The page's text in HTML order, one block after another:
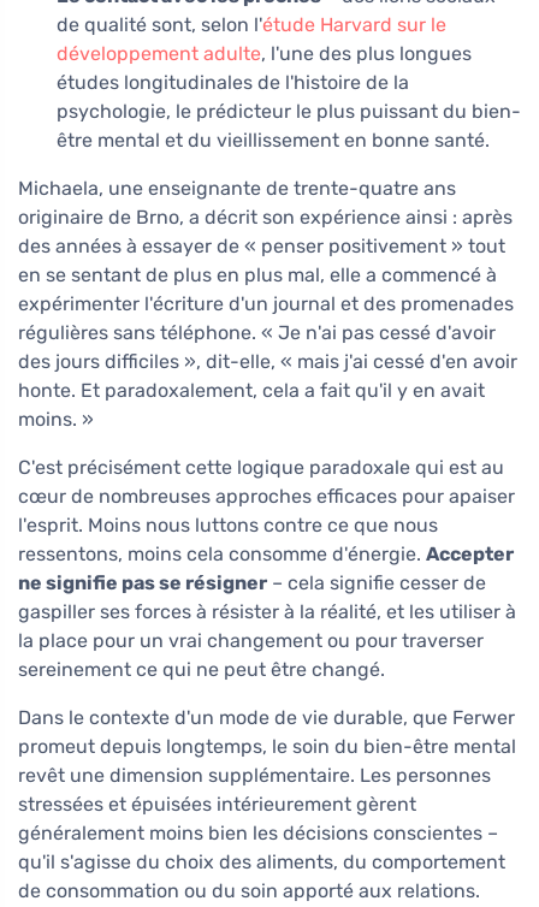
de qualité sont, selon l'étude Harvard sur le
développement adulte, l'une des plus longues
études longitudinales de l'histoire de la
psychologie, le prédicteur le plus puissant du bien-
être mental et du vieillissement en bonne santé.
Michaela, une enseignante de trente-quatre ans
originaire de Brno, a décrit son expérience ainsi : après
des années à essayer de « penser positivement » tout
en se sentant de plus en plus mal, elle a commencé à
expérimenter l'écriture d'un journal et des promenades
régulières sans téléphone. « Je n'ai pas cessé d'avoir
des jours difficiles », dit-elle, « mais j'ai cessé d'en avoir
honte. Et paradoxalement, cela a fait qu'il y en avait
moins. »
C'est précisément cette logique paradoxale qui est au
cœur de nombreuses approches efficaces pour apaiser
l'esprit. Moins nous luttons contre ce que nous
ressentons, moins cela consomme d'énergie. Accepter
ne signifie pas se résigner – cela signifie cesser de
gaspiller ses forces à résister à la réalité, et les utiliser à
la place pour un vrai changement ou pour traverser
sereinement ce qui ne peut être changé.
Dans le contexte d'un mode de vie durable, que Ferwer
promeut depuis longtemps, le soin du bien-être mental
revêt une dimension supplémentaire. Les personnes
stressées et épuisées intérieurement gèrent
généralement moins bien les décisions conscientes –
qu'il s'agisse du choix des aliments, du comportement
de consommation ou du soin apporté aux relations.